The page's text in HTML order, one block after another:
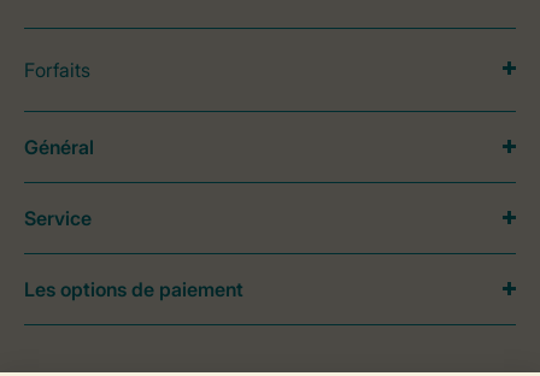
Forfaits
Général
Service
Les options de paiement